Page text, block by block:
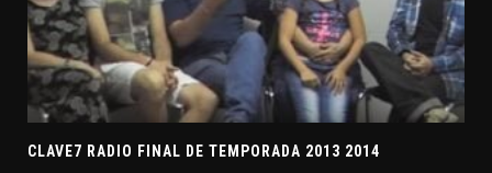
CLAVE7 RADIO FINAL DE TEMPORADA 2013 2014